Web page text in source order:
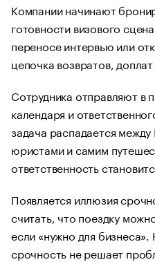
Компании начинают
готовности визового
переносе интервью или
цепочка возвратов,
Сотрудника отправляют в
календаря и
задача распадается
юристами и самим
ответственность
Появляется иллюзия
считать, что поездку
если «нужно для
срочность не решает